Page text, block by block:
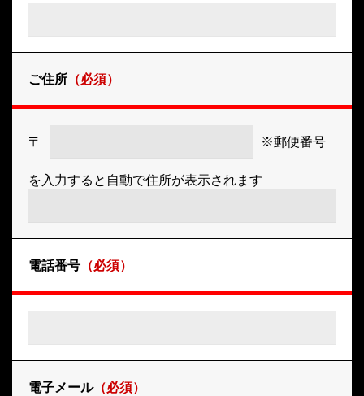
ご住所 （必須）
〒 ※郵便番号
を入力すると自動で住所が表示されます
電話番号 （必須）
電子メール（必須）